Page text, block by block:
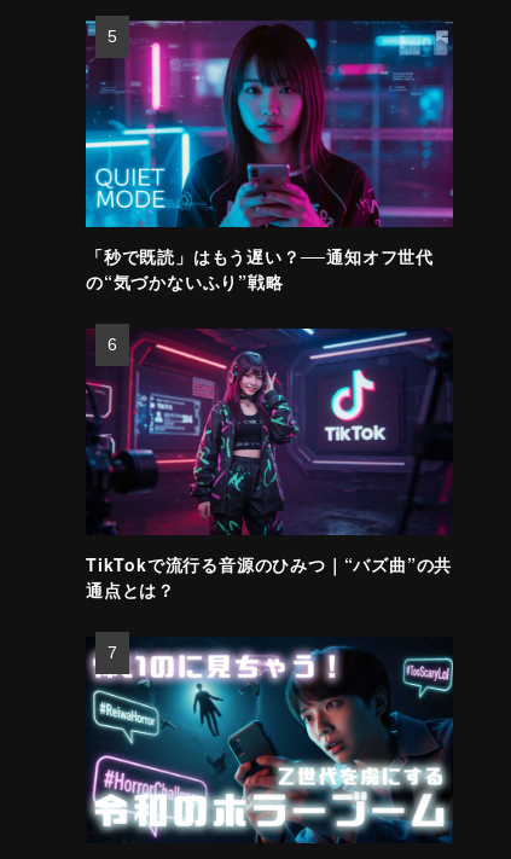
「秒で既読」はもう遅い？──通知オフ世代
の“気づかないふり”戦略
TikTokで流行る音源のひみつ｜“バズ曲”の共
通点とは？